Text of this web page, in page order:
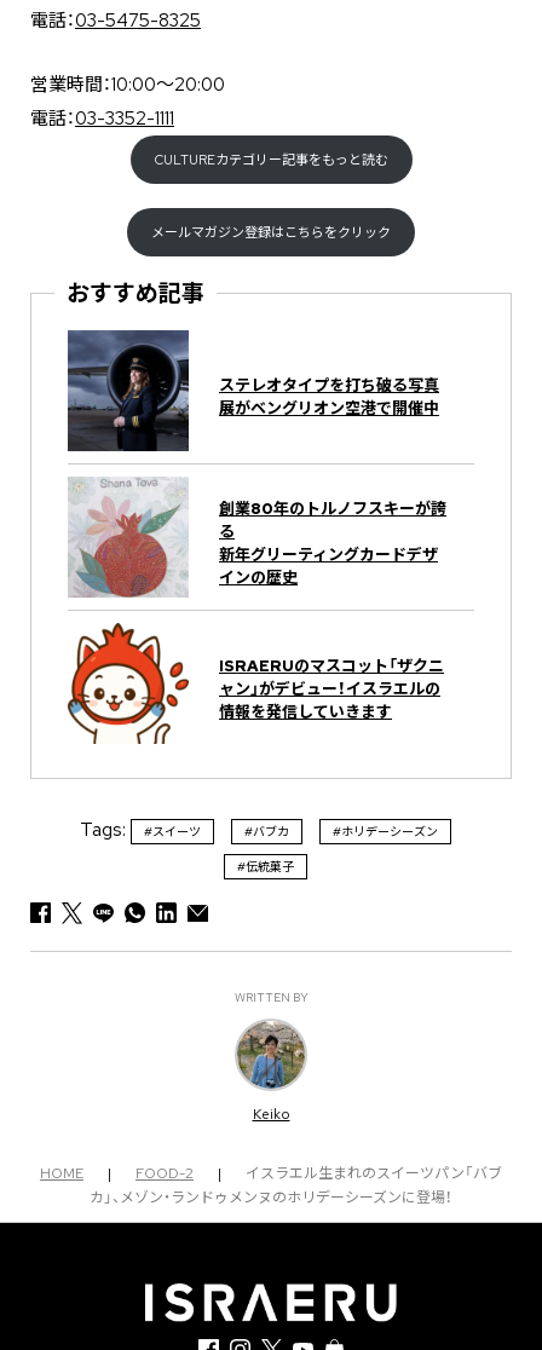
電話：03-5475-8325
営業時間：10:00〜20:00
電話：03-3352-1111
CULTUREカテゴリー記事をもっと読む
メールマガジン登録はこちらをクリック
おすすめ記事
ステレオタイプを打ち破る写真
展がベングリオン空港で開催中
創業80年のトルノフスキーが誇
る
新年グリーティングカードデザ
インの歴史
ISRAERUのマスコット「ザクニ
ャン」がデビュー！イスラエルの
情報を発信していきます
Tags: #スイーツ #バブカ #ホリデーシーズン
#伝統菓子
WRITTEN BY
Keiko
HOME | FOOD-2 |
イスラエル生まれのスイーツパン「バブ
カ」、メゾン・ランドゥメンヌのホリデーシーズンに登場！